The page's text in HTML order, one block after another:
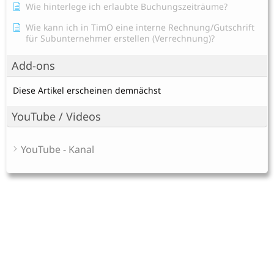
Wie hinterlege ich erlaubte Buchungszeiträume?
Wie kann ich in TimO eine interne Rechnung/Gutschrift
für Subunternehmer erstellen (Verrechnung)?
Add-ons
Diese Artikel erscheinen demnächst
YouTube / Videos
YouTube - Kanal